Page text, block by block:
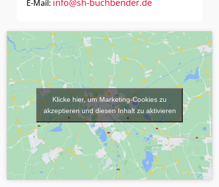
E-Mail:
Klicke hier, um Marketing-Cookies zu
akzeptieren und diesen Inhalt zu aktivieren